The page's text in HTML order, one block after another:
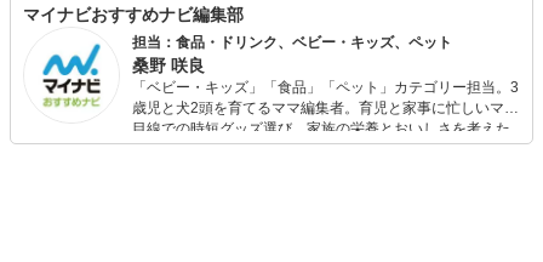
て、日本酒の海外マーケティング、プロモーションに携わ
る。 「日本酒市民講座」、「うらかすみ日本酒塾」等、消
費者対象の日本酒セミナーの講師を担当するほか、各県の
清酒鑑評会審査委員、佐賀県、長野県の「原産地呼称管理
委員会」清酒焼酎部門の官能審査員のほか、海外での「全
米日本酒歓評会」「インターナショナル・ワイン・チャレ
ンジ（IWC)」等の審査員を務める。 著書に「大人の探検・
マイナビおすすめナビ編集部
担当：食品・ドリンク、ベビー・キッズ、ペット
桑野 咲良
「ベビー・キッズ」「食品」「ペット」カテゴリー担当。3
歳児と犬2頭を育てるママ編集者。育児と家事に忙しいママ
目線での時短グッズ選び、家族の栄養とおいしさを考えた
食品選び、束の間のリラックスタイムを楽しむためのスイ